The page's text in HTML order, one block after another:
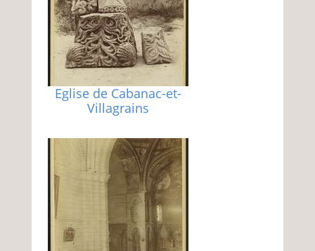
Eglise de Cabanac-et-
Villagrains